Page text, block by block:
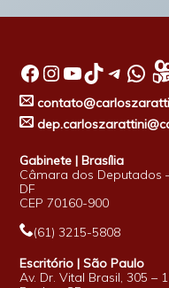
Facebook InstagramYoutube TikTok Telegram WhatsApp
Gabinete | Brasília
Câmara dos Deputados
DF
CEP 70160-900
(61) 3215-5808
Escritório | São Paulo
Av. Dr. Vital Brasil, 305 –